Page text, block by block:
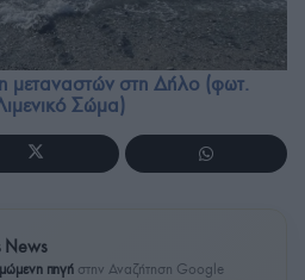
μεταναστών στη Δήλο (φωτ.
Σώμα)
News
πηγή στην Αναζήτηση Google